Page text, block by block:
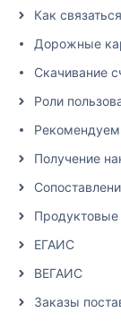
Как
Дорожные
Скачивание
Роли
Получение
ЕГАИС
ВЕГАИС
Заказы